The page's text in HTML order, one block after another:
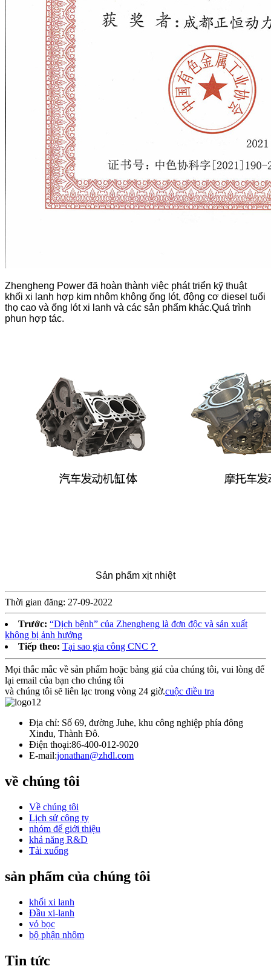
Zhengheng Power đã hoàn thành việc phát triển kỹ thuật
khối xi lanh hợp kim nhôm không ống lót, động cơ diesel tuổi
thọ cao và ống lót xi lanh và các sản phẩm khác.Quá trình
phun hợp tác.
Sản phẩm xịt nhiệt
Thời gian đăng: 27-09-2022
Trước: “Dịch bệnh” của Zhengheng là đơn độc và sản xuất
không bị ảnh hưởng
Tiếp theo: Tại sao gia công CNC？
Mọi thắc mắc về sản phẩm hoặc bảng giá của chúng tôi, vui lòng để
lại email của bạn cho chúng tôi
và chúng tôi sẽ liên lạc trong vòng 24 giờ.cuộc điều tra
Địa chỉ: Số 69, đường Juhe, khu công nghiệp phía đông
Xindu, Thành Đô.
Điện thoại:86-400-012-9020
E-mail:jonathan@zhdl.com
về chúng tôi
Về chúng tôi
Lịch sử công ty
nhóm để giới thiệu
khả năng R&D
Tải xuống
sản phẩm của chúng tôi
khối xi lanh
Đầu xi-lanh
vỏ bọc
bộ phận nhôm
Tin tức